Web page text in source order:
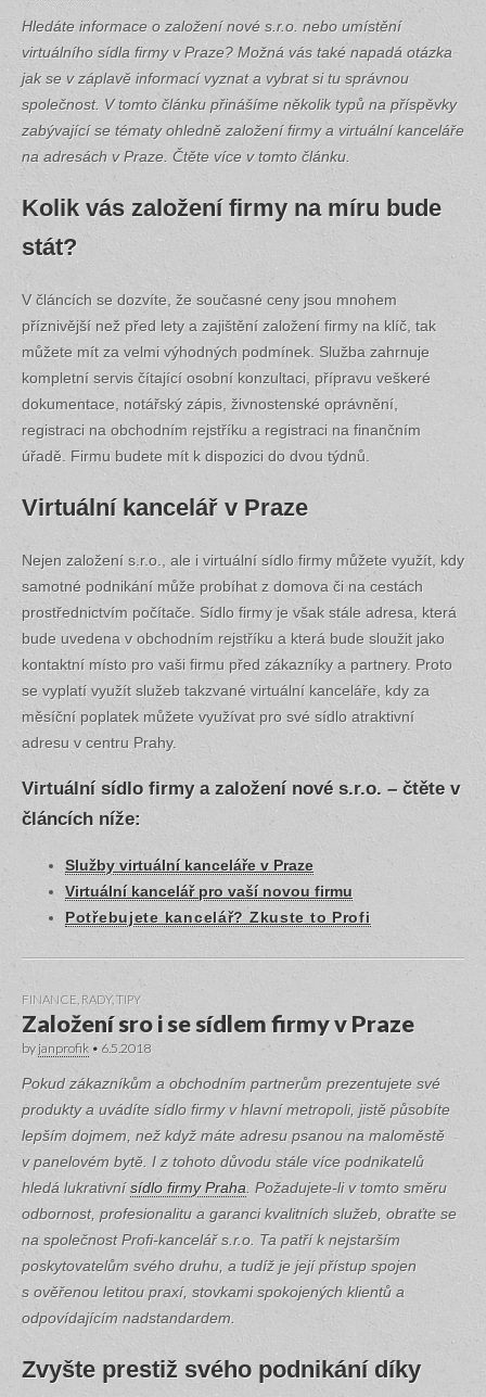
Hledáte informace o založení nové s.r.o. nebo umístění
virtuálního sídla firmy v Praze? Možná vás také napadá otázka
jak se v záplavě informací vyznat a vybrat si tu správnou
společnost. V tomto článku přinášíme několik typů na příspěvky
zabývající se tématy ohledně založení firmy a virtuální kanceláře
na adresách v Praze. Čtěte více v tomto článku.
Kolik vás založení firmy na míru bude
stát?
V článcích se dozvíte, že současné ceny jsou mnohem
příznivější než před lety a zajištění založení firmy na klíč, tak
můžete mít za velmi výhodných podmínek. Služba zahrnuje
kompletní servis čítající osobní konzultaci, přípravu veškeré
dokumentace, notářský zápis, živnostenské oprávnění,
registraci na obchodním rejstříku a registraci na finančním
úřadě. Firmu budete mít k dispozici do dvou týdnů.
Virtuální kancelář v Praze
Nejen založení s.r.o., ale i virtuální sídlo firmy můžete využít, kdy
samotné podnikání může probíhat z domova či na cestách
prostřednictvím počítače. Sídlo firmy je však stále adresa, která
bude uvedena v obchodním rejstříku a která bude sloužit jako
kontaktní místo pro vaši firmu před zákazníky a partnery. Proto
se vyplatí využít služeb takzvané virtuální kanceláře, kdy za
měsíční poplatek můžete využívat pro své sídlo atraktivní
adresu v centru Prahy.
Virtuální sídlo firmy a založení nové s.r.o. – čtěte v
článcích níže:
Služby virtuální kanceláře v Praze
Virtuální kancelář pro vaší novou firmu
Potřebujete kancelář? Zkuste to Profi
FINANCE RADY, TIPY
Založení sro i se sídlem firmy v Praze
by janprofik • 6.5.2018
Pokud zákazníkům a obchodním partnerům prezentujete své
produkty a uvádíte sídlo firmy v hlavní metropoli, jistě působíte
lepším dojmem, než když máte adresu psanou na maloměstě
v panelovém bytě. I z tohoto důvodu stále více podnikatelů
hledá lukrativnísídlo firmy Praha. Požadujete-li v tomto směru
odbornost, profesionalitu a garanci kvalitních služeb, obraťte se
na společnost Profi-kancelář s.r.o. Ta patří k nejstarším
poskytovatelům svého druhu, a tudíž je její přístup spojen
s ověřenou letitou praxí, stovkami spokojených klientů a
odpovídajícím nadstandardem.
Zvyšte prestiž svého podnikání díky